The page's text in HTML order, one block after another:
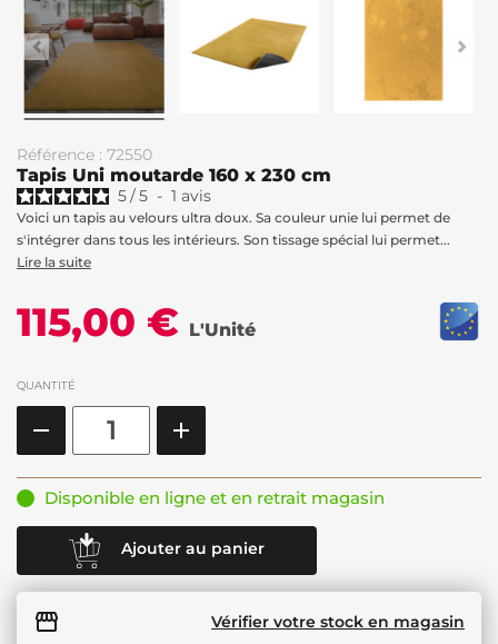
Référence : 72550
Tapis Uni moutarde 160 x 230 cm
5/5 - 1 avis
Voici un tapis au velours ultra doux. Sa couleur unie lui permet de
s'intégrer dans tous les intérieurs. Son tissage spécial lui permet...
Lire la suite
115,00 € L'Unité
QUANTITÉ
Disponible en ligne et en retrait magasin
Ajouter au panier
Vérifier votre stock en magasin